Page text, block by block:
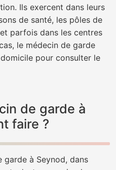
Ils exercent dans leurs
de santé, les pôles de
parfois dans les centres
le médecin de garde
pour consulter le
de garde à
faire ?
garde à Seynod, dans